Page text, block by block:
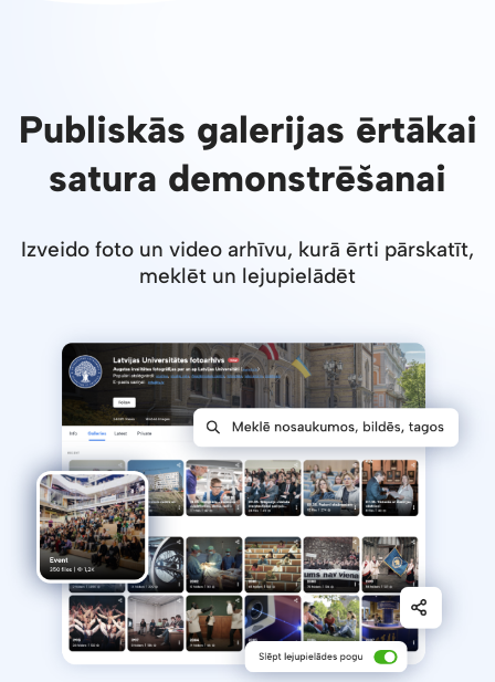
Publiskās galerijas ērtākai
satura demonstrēšanai
Izveido foto un video arhīvu, kurā ērti pārskatīt,
meklēt un lejupielādēt